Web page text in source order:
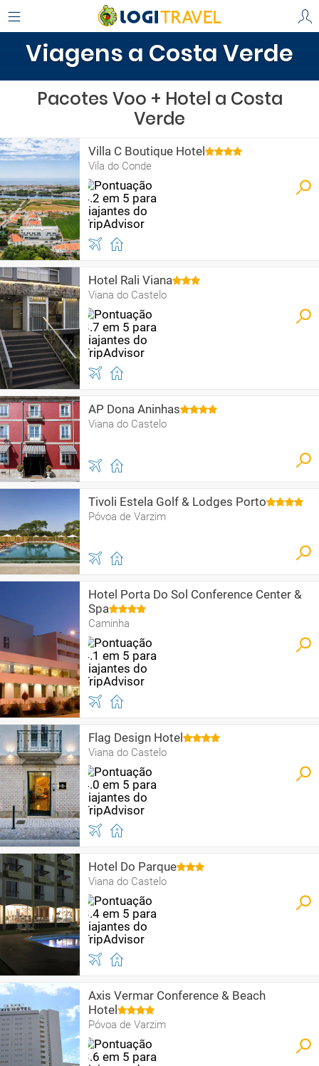
Viagens a Costa Verde
Pacotes Voo + Hotel a Costa
Verde
Villa C Boutique Hotel
Vila do Conde
Hotel Rali Viana
Viana do Castelo
AP Dona Aninhas
Viana do Castelo
Tivoli Estela Golf & Lodges Porto
Póvoa de Varzim
Hotel Porta Do Sol Conference Center &
Spa
Caminha
Flag Design Hotel
Viana do Castelo
Hotel Do Parque
Viana do Castelo
Axis Vermar Conference & Beach
Hotel
Póvoa de Varzim